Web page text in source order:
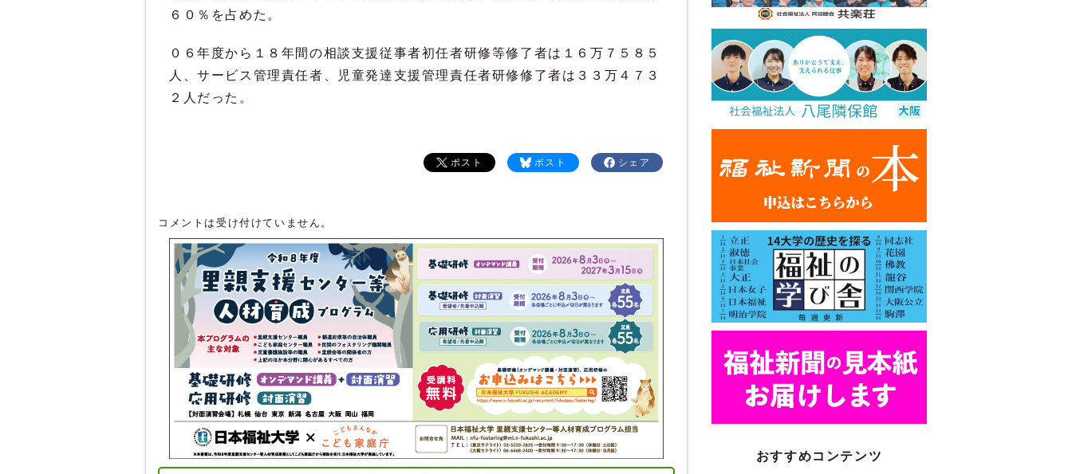
６０％を占めた。
０６年度から１８年間の相談支援従事者初任者研修等修了者は１６万７５８５
人、サービス管理責任者、児童発達支援管理責任者研修修了者は３３万４７３
２人だった。
シェア
ポスト
ポスト
コメントは受け付けていません。
おすすめコンテンツ